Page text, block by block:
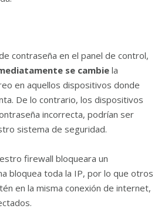
contraseña en el panel de control,
se cambie la
en aquellos dispositivos donde
De lo contrario, los dispositivos
incorrecta, podrían ser
sistema de seguridad.
firewall bloqueara un
bloquea toda la IP, por lo que otros
en la misma conexión de internet,